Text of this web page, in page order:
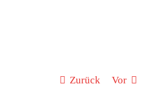
Zurück Vor